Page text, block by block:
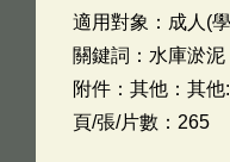
適用對象：成人(
關鍵詞：水庫淤泥
附件：其他：其
頁/張/片數：265